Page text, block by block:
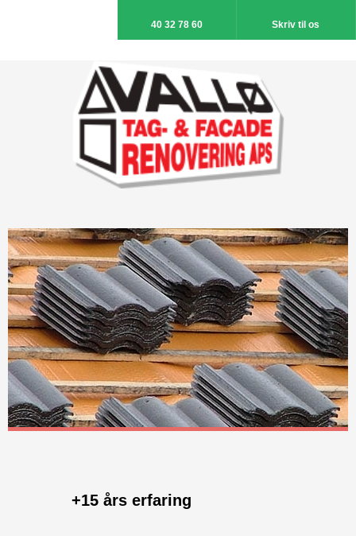
+15 års erfaring
40 32 78 60 Skriv til os